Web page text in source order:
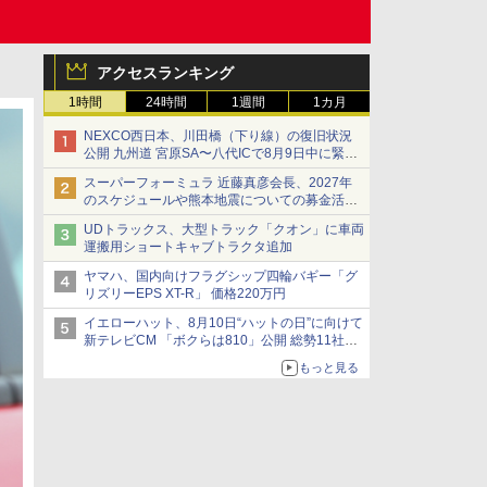
アクセスランキング
1時間 24時間 1週間 1カ月
NEXCO西日本、川田橋（下り線）の復旧状況
公開 九州道 宮原SA〜八代ICで8月9日中に緊急
車両を通行可能に
スーパーフォーミュラ 近藤真彦会長、2027年
のスケジュールや熊本地震についての募金活動
を紹介
UDトラックス、大型トラック「クオン」に車両
運搬用ショートキャブトラクタ追加
ヤマハ、国内向けフラグシップ四輪バギー「グ
リズリーEPS XT-R」 価格220万円
イエローハット、8月10日“ハットの日”に向けて
新テレビCM 「ボクらは810」公開 総勢11社
もっと見る